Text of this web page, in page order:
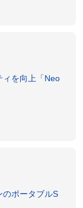
ィを向上「Neo
のポータブルS